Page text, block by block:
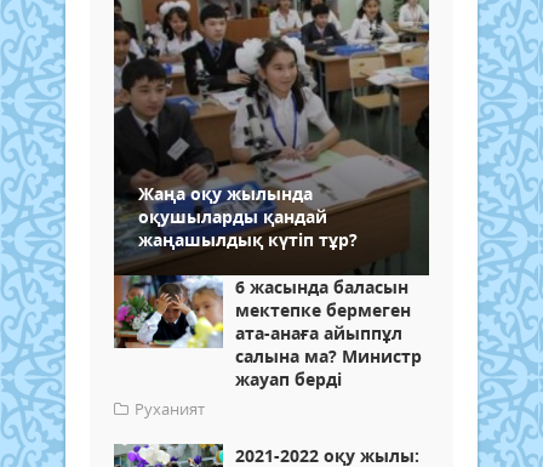
Жаңа оқу жылында
оқушыларды қандай
жаңашылдық күтіп тұр?
6 жасында баласын
мектепке бермеген
ата-анаға айыппұл
салына ма? Министр
жауап берді
Руханият
2021-2022 оқу жылы: